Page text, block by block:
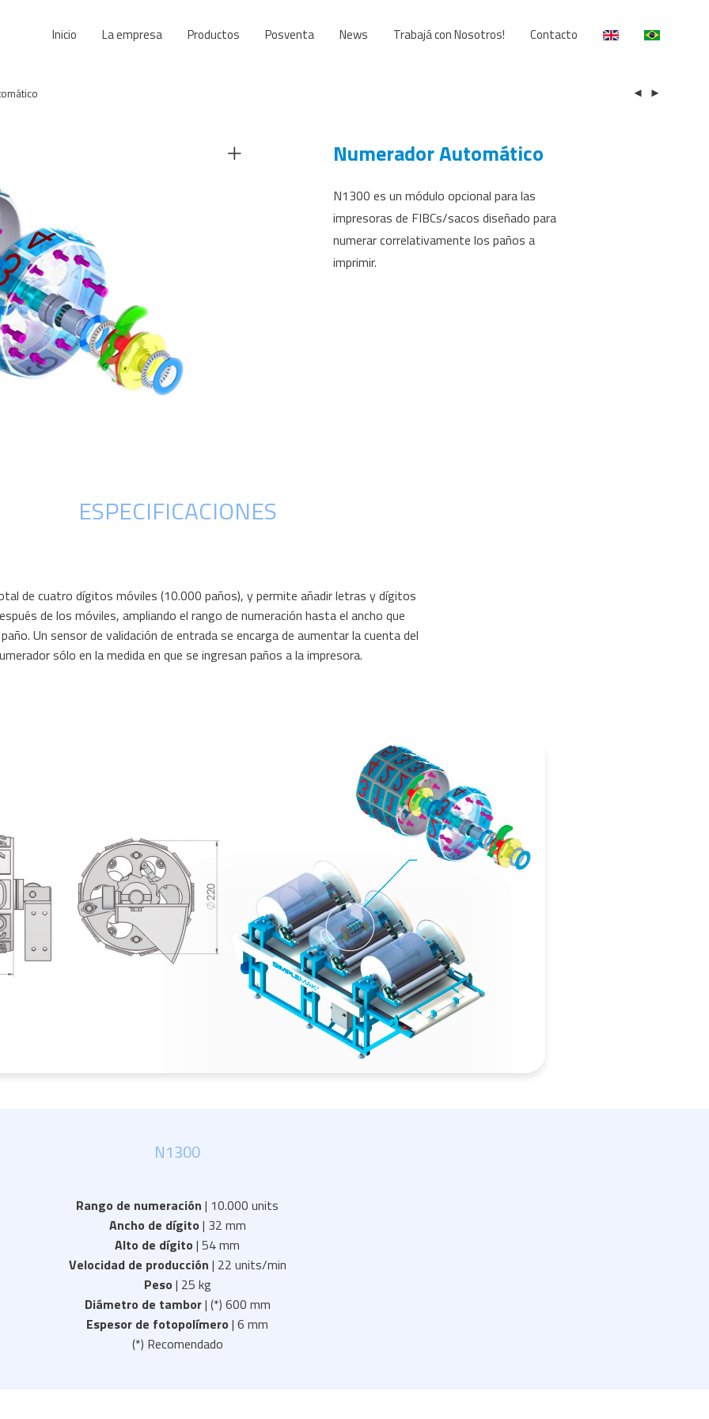
Inicio La empresa Productos Posventa News Trabajá con Nosotros! Contacto
Numerador Automático
N1300 es un módulo opcional para las
impresoras de FIBCs/sacos diseñado para
numerar correlativamente los paños a
imprimir.
ESPECIFICACIONES
de cuatro dígitos móviles (10.000 paños), y permite añadir letras y dígitos
de los móviles, ampliando el rango de numeración hasta el ancho que
Un sensor de validación de entrada se encarga de aumentar la cuenta del
sólo en la medida en que se ingresan paños a la impresora.
N1300
Rango de numeración | 10.000 units
Ancho de dígito | 32 mm
Alto de dígito | 54 mm
Velocidad de producción | 22 units/min
Peso | 25 kg
Diámetro de tambor| (*) 600 mm
Espesor de fotopolímero | 6 mm
(*) Recomendado